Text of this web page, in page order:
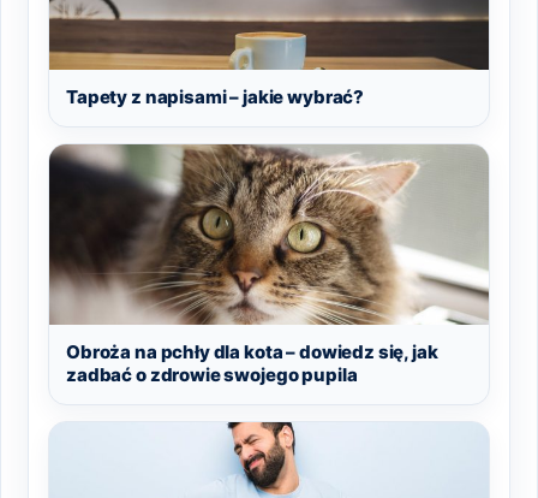
Tapety z napisami – jakie wybrać?
Obroża na pchły dla kota – dowiedz się, jak
zadbać o zdrowie swojego pupila